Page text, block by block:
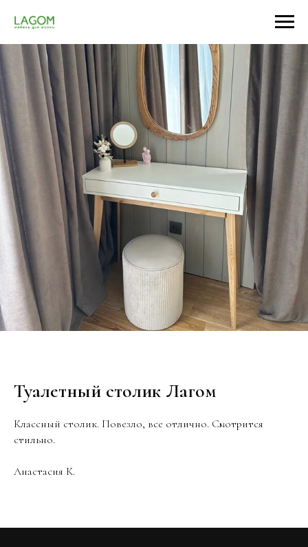
Туалетный столик Лагом
Классный столик. Повезло, все отлично. Смотрится
стильно.
Анастасия К.